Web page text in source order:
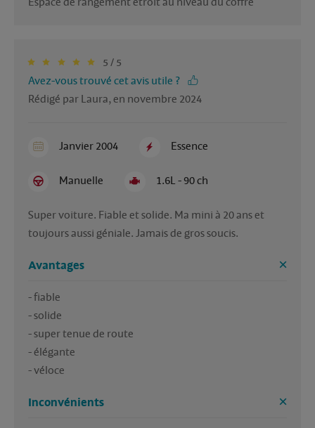
5 / 5
Avez-vous trouvé cet avis utile ?
Rédigé par Laura, en novembre 2024
Janvier 2004 Essence
Manuelle 1.6L - 90 ch
Super voiture. Fiable et solide. Ma mini à 20 ans et
toujours aussi géniale. Jamais de gros soucis.
Avantages
- fiable
- solide
- super tenue de route
- élégante
- véloce
Inconvénients